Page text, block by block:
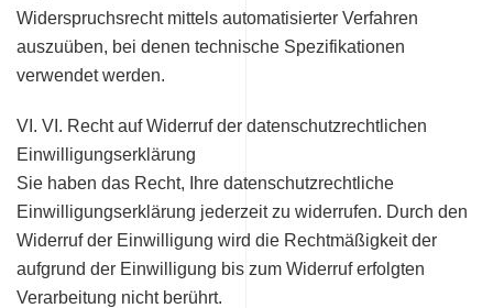
Widerspruchsrecht mittels automatisierter Verfahren
auszuüben, bei denen technische Spezifikationen
verwendet werden.
VI. VI. Recht auf Widerruf der datenschutzrechtlichen
Einwilligungserklärung
Sie haben das Recht, Ihre datenschutzrechtliche
Einwilligungserklärung jederzeit zu widerrufen. Durch den
Widerruf der Einwilligung wird die Rechtmäßigkeit der
aufgrund der Einwilligung bis zum Widerruf erfolgten
Verarbeitung nicht berührt.